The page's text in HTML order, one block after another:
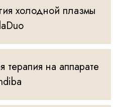
холодной плазмы
терапия на аппарате